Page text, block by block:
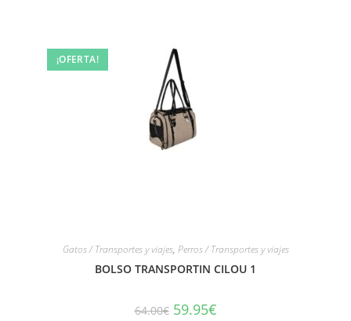
¡OFERTA!
Gatos / Transportes y viajes, Perros / Transportes y viajes
BOLSO TRANSPORTIN CILOU 1
64.00€ 59.95€